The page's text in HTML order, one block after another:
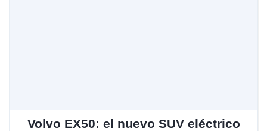
Volvo EX50: el nuevo SUV eléctrico